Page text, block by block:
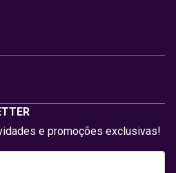
e promoções exclusivas!